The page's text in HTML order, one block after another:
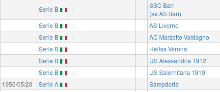
Serie B
SSC Bari
(as AS Bari)
Serie B
AS Livorno
Serie B
AC Marzotto Valdagno
Serie B
Hellas Verona
Serie B
US Alessandria 1912
Serie B
US Salernitana 1919
1956/05/20
Serie A
Sampdoria